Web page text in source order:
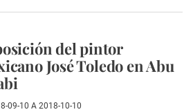
del pintor
José Toledo en Abu
09-10 A 2018-10-10